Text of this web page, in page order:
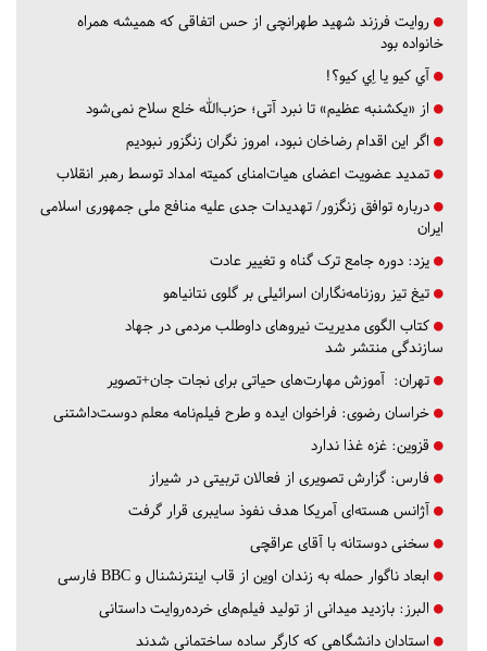
روایت فرزند شهید طهرانچی از حس اتفاقی که همیشه همراه
خانواده بود
آي كيو يا اِي كيو؟!
از «یکشنبه عظیم» تا نبرد آتی؛ حزب‌الله خلع سلاح نمی‌شود
اگر این اقدام رضاخان نبود، امروز نگران زنگزور نبودیم
تمدید عضویت اعضای هیات‌امنای کمیته امداد توسط رهبر انقلاب
درباره توافق زنگزور/ تهدیدات جدی علیه منافع ملی جمهوری اسلامی
ایران
یزد: دوره جامع ترک گناه و تغییر عادت
تیغ تیز روزنامه‌نگاران اسرائیلی بر گلوی نتانیاهو
کتاب الگوی مدیریت نیروهای داوطلب مردمی در جهاد
سازندگی منتشر شد
تهران: آموزش مهارت‌های حیاتی برای نجات جان+تصویر
خراسان رضوی: فراخوان ایده و طرح فیلم‌نامه معلم دوست‌داشتنی
قزوین: غزه غذا ندارد
فارس: گزارش تصویری از فعالان تربیتی در شیراز
آژانس هسته‌ای آمریکا هدف نفوذ سایبری قرار گرفت
سخنی دوستانه با آقای عراقچی
ابعاد ناگوار حمله به زندان اوین از قاب اینترنشنال و BBC فارسی
البرز: بازدید میدانی از تولید فیلم‌های خرده‌روایت داستانی
استادان دانشگاهی که کارگر ساده ساختمانی شدند